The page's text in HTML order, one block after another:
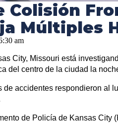
Colisión
Múltiples
am
City, Missouri está
del centro de la ciudad la
de accidentes respondieron al
de Policía de Kansas City